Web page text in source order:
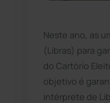
Neste ano, as
(Libras) para
do Cartório
objetivo é
intérprete de